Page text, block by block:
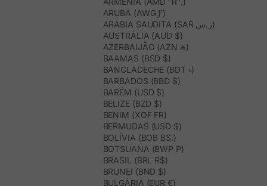
ARUBA (AWG Ƒ)
ARÁBIA SAUDITA (SAR ر.س)
AUSTRÁLIA (AUD $)
AZERBAIJÃO (AZN ₼)
BAAMAS (BSD $)
BANGLADECHE (BDT ৳)
BARBADOS (BBD $)
BARÉM (USD $)
BELIZE (BZD $)
BENIM (XOF FR)
BERMUDAS (USD $)
BOLÍVIA (BOB BS.)
BOTSUANA (BWP P)
BRASIL (BRL R$)
BRUNEI (BND $)
BULGÁRIA (EUR €)